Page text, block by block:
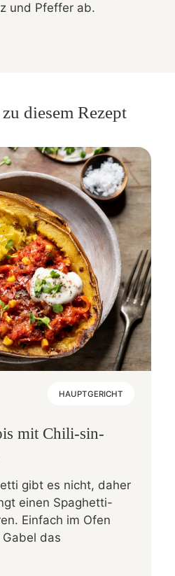
und Pfeffer ab.
diesem Rezept
HAUPTGERICHT
mit Chili-sin-
gibt es nicht, daher
einen Spaghetti-
Einfach im Ofen
das